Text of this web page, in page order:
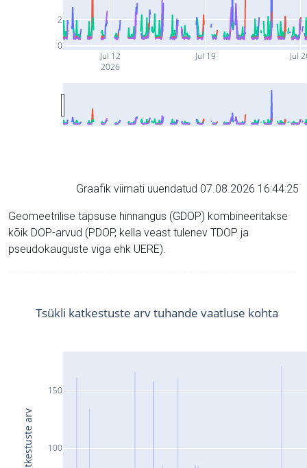
Jul 12
2026
Jul 19 Jul
0
2
Graafik viimati uuendatud 07.08.2026 16:44:25
Geomeetrilise täpsuse hinnangus (GDOP) kombineeritakse
kõik DOP-arvud (PDOP, kella veast tulenev TDOP ja
pseudokauguste viga ehk UERE).
100
150
Tsükli katkestuste arv tuhande vaatluse kohta